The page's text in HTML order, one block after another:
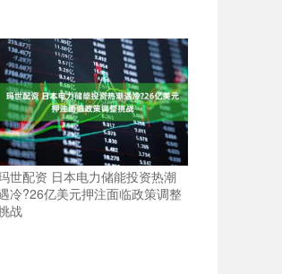
世配资 日本电力储能投资热潮
冷?26亿美元押注面临政策调整
战